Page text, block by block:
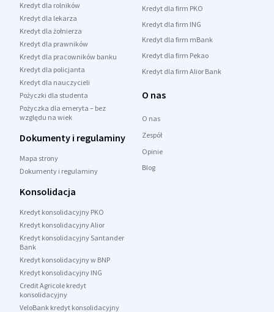
Kredyt dla rolników
Kredyt dla lekarza
Kredyt dla żołnierza
Kredyt dla prawników
Kredyt dla pracowników banku
Kredyt dla policjanta
Kredyt dla nauczycieli
Pożyczki dla studenta
Pożyczka dla emeryta – bez
względu na wiek
Dokumenty i regulaminy
Mapa strony
Dokumenty i regulaminy
Kredyt dla firm PKO
Kredyt dla firm ING
Kredyt dla firm mBank
Kredyt dla firm Pekao
Kredyt dla firm Alior Bank
O nas
O nas
Zespół
Opinie
Blog
Konsolidacja
Kredyt konsolidacyjny PKO
Kredyt konsolidacyjny Alior
Kredyt konsolidacyjny Santander
Bank
Kredyt konsolidacyjny w BNP
Kredyt konsolidacyjny ING
Credit Agricole kredyt
konsolidacyjny
VeloBank kredyt konsolidacyjny